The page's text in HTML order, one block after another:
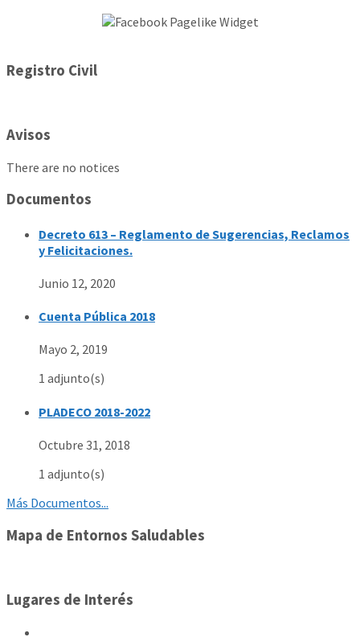
Registro Civil
Avisos
There are no notices
Documentos
Decreto 613 – Reglamento de Sugerencias, Reclamos
y Felicitaciones.
Junio 12, 2020
Cuenta Pública 2018
Mayo 2, 2019
1 adjunto(s)
PLADECO 2018-2022
Octubre 31, 2018
1 adjunto(s)
Más Documentos...
Mapa de Entornos Saludables
Lugares de Interés